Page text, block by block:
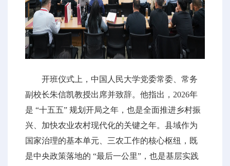
开班仪式上，中国人民大学党委常委、常务
副校长朱信凯教授出席并致辞。他指出，2026年
是 “十五五” 规划开局之年，也是全面推进乡村振
兴、加快农业农村现代化的关键之年。县域作为
国家治理的基本单元、三农工作的核心枢纽，既
是中央政策落地的 “最后一公里”，也是基层实践